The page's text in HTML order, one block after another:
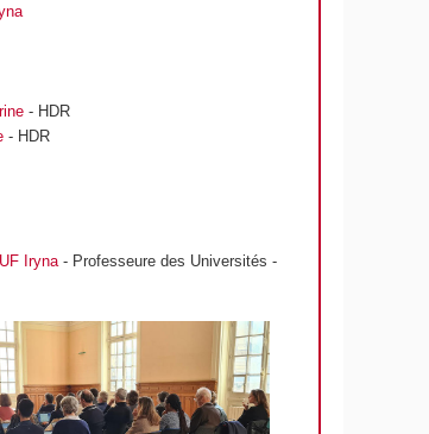
- HDR
- HDR
Iryna - Professeure des Universités -